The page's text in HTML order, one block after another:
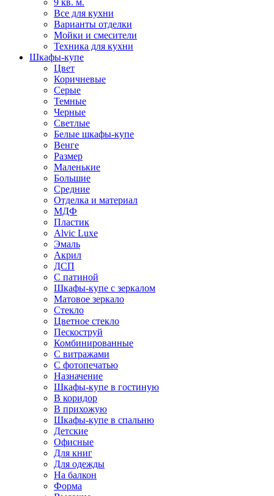
9 кв. м.
Все для кухни
Варианты отделки
Мойки и смесители
Техника для кухни
Шкафы-купе
Цвет
Коричневые
Серые
Темные
Черные
Светлые
Белые шкафы-купе
Венге
Размер
Маленькие
Большие
Средние
Отделка и материал
МДФ
Пластик
Alvic Luxe
Эмаль
Акрил
ДСП
С патиной
Шкафы-купе с зеркалом
Матовое зеркало
Стекло
Цветное стекло
Пескоструй
Комбинированные
С витражами
С фотопечатью
Назначение
Шкафы-купе в гостиную
В коридор
В прихожую
Шкафы-купе в спальню
Детские
Офисные
Для книг
Для одежды
На балкон
Форма